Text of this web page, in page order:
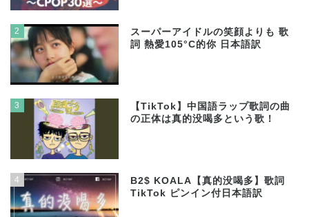
2
スーパーアイドルの笑顔よりも 歌
詞 熱愛105°C的你 日本語訳
3
【TikTok】中国語ラップ歌詞の曲
の正体は真的没喝多という歌！
4
B2$ KOALA【真的没喝多】歌詞
TikTok ピンイン付日本語訳